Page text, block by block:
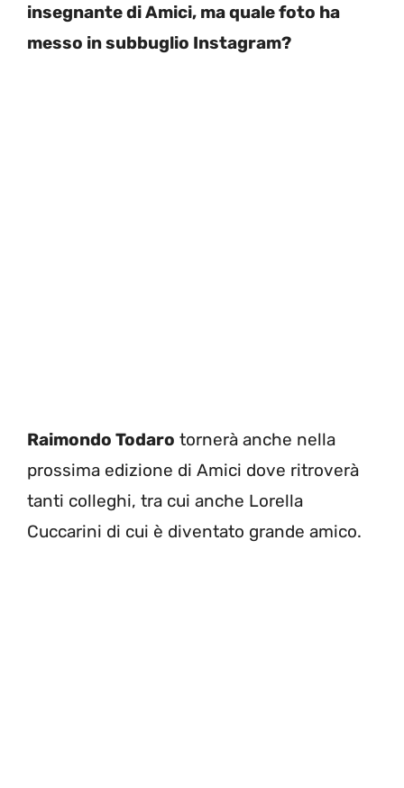
insegnante di Amici, ma quale foto ha
messo in subbuglio Instagram?
Raimondo Todaro tornerà anche nella
prossima edizione di Amici dove ritroverà
tanti colleghi, tra cui anche Lorella
Cuccarini di cui è diventato grande amico.